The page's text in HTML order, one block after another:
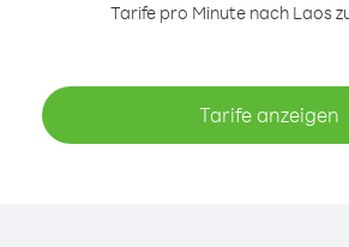
Tarife pro Minute nach Laos
Tarife anzeigen